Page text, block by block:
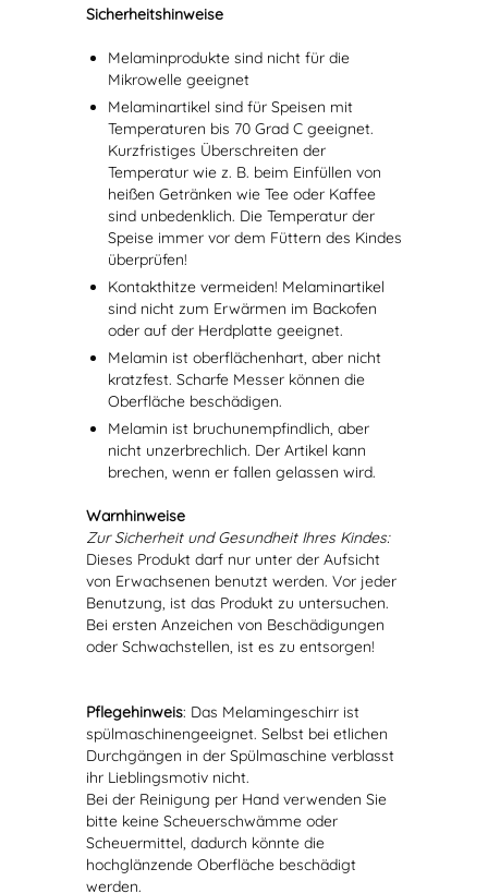
Sicherheitshinweise
Melaminprodukte sind nicht für die
Mikrowelle geeignet
Melaminartikel sind für Speisen mit
Temperaturen bis 70 Grad C geeignet.
Kurzfristiges Überschreiten der
Temperatur wie z. B. beim Einfüllen von
heißen Getränken wie Tee oder Kaffee
sind unbedenklich. Die Temperatur der
Speise immer vor dem Füttern des Kindes
überprüfen!
Kontakthitze vermeiden! Melaminartikel
sind nicht zum Erwärmen im Backofen
oder auf der Herdplatte geeignet.
Melamin ist oberflächenhart, aber nicht
kratzfest. Scharfe Messer können die
Oberfläche beschädigen.
Melamin ist bruchunempfindlich, aber
nicht unzerbrechlich. Der Artikel kann
brechen, wenn er fallen gelassen wird.
Warnhinweise
Zur Sicherheit und Gesundheit Ihres Kindes:
Dieses Produkt darf nur unter der Aufsicht
von Erwachsenen benutzt werden. Vor jeder
Benutzung, ist das Produkt zu untersuchen.
Bei ersten Anzeichen von Beschädigungen
oder Schwachstellen, ist es zu entsorgen!
Pflegehinweis: Das Melamingeschirr ist
spülmaschinengeeignet. Selbst bei etlichen
Durchgängen in der Spülmaschine verblasst
ihr Lieblingsmotiv nicht.
Bei der Reinigung per Hand verwenden Sie
bitte keine Scheuerschwämme oder
Scheuermittel, dadurch könnte die
hochglänzende Oberfläche beschädigt
werden.